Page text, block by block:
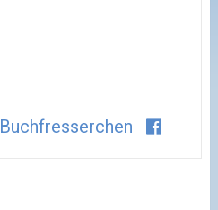
Buchfresserchen